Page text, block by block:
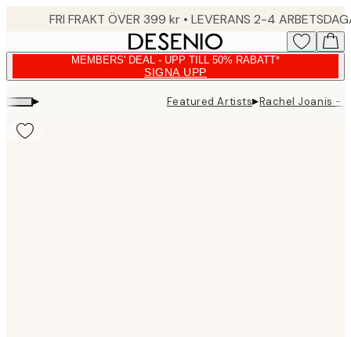
FRI FRAKT ÖVER 399 kr • LEVERANS 2-4
MEMBERS' DEAL - UPP TILL 50% RABATT*
SIGNA UPP
▸ Featured Artists▸Rachel Joanis -